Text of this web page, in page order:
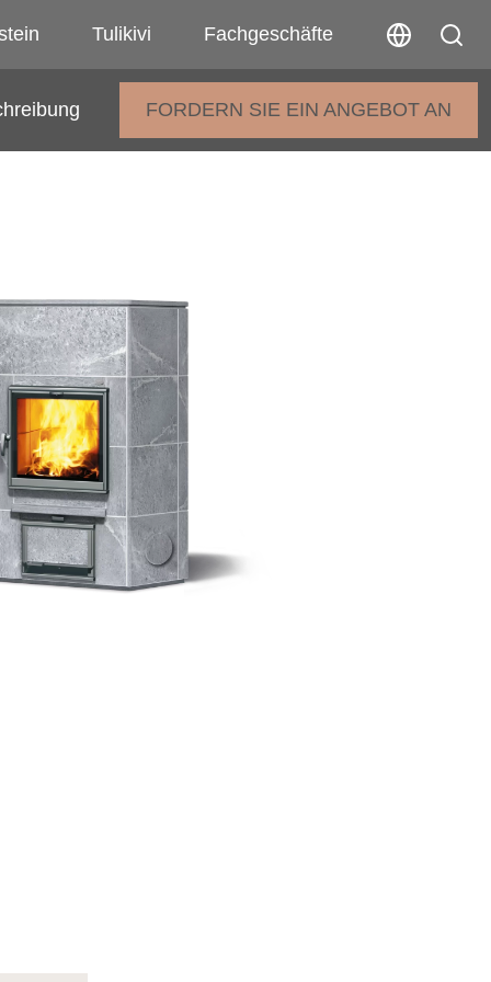
Tulikivi Fachgeschäfte
FORDERN SIE EIN ANGEBOT AN